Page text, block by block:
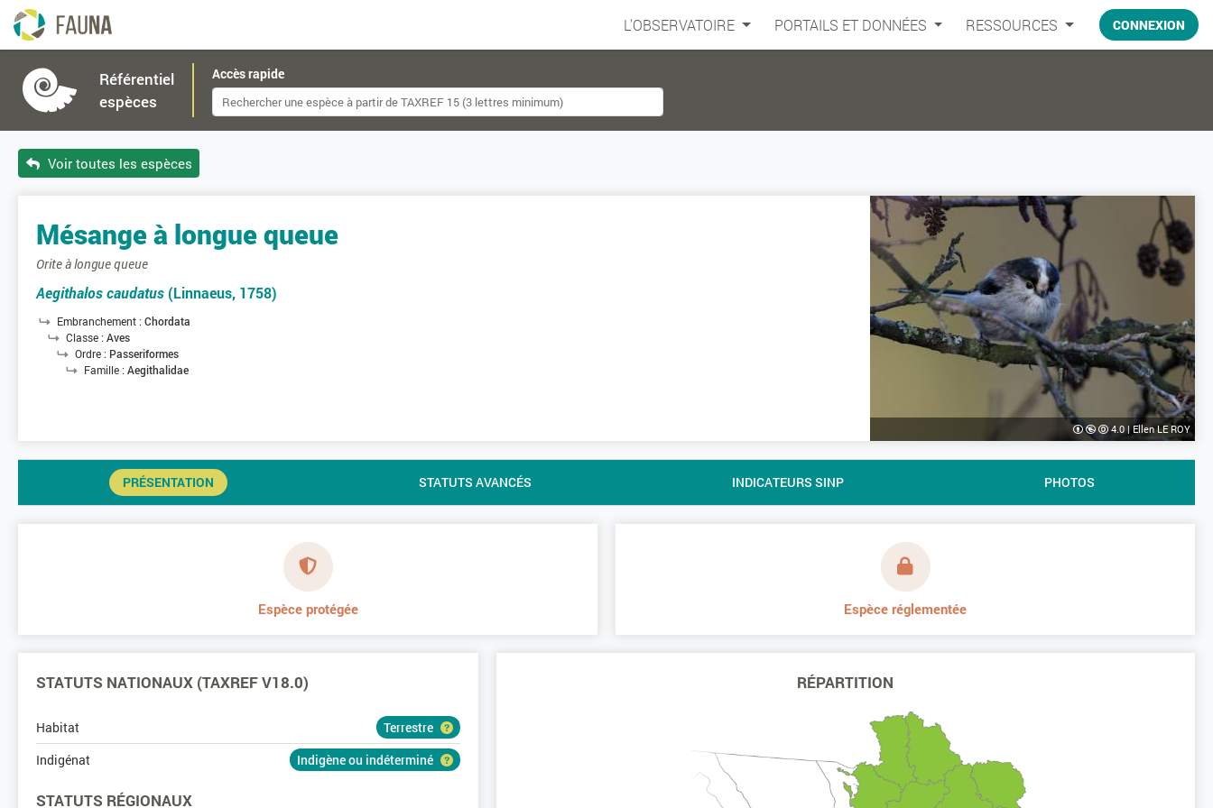
L'OBSERVATOIRE PORTAILS ET DONNÉES RESSOURCES CONNEXION
Référentiel
espèces
Accès rapide
Voir toutes les espèces
Mésange à longue queue
Orite à longue queue
Aegithalos caudatus (Linnaeus, 1758)
Embranchement : Chordata
Classe : Aves
Ordre : Passeriformes
Famille : Aegithalidae
4.0 |Ellen LE ROY
PRÉSENTATION STATUTS AVANCÉS INDICATEURS SINP PHOTOS
Espèce protégée Espèce réglementée
RÉPARTITION
STATUTS NATIONAUX (TAXREF V18.0)
Habitat
Terrestre
Indigénat
Indigène ou indéterminé
STATUTS RÉGIONAUX